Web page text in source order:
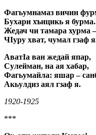
Фагьумнамаз вичин
Бухари хъицикь я бурма.
Жедач чи тамара хурма –
ЧIуру хват, чумал гзаф
АватIа ван жедай япар,
Сулейман, на ая хабар,
Фагьумайла: яшар –
Акьулдиз аял гзаф я.
1920-1925
***